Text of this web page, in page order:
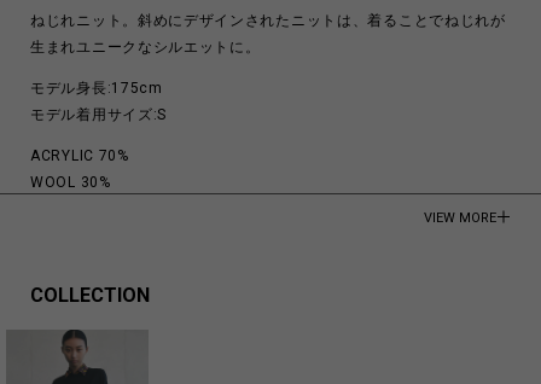
ねじれニット。斜めにデザインされたニットは、着ることでねじれが
生まれユニークなシルエットに。
モデル身長:175cm
モデル着用サイズ:S
ACRYLIC 70%
WOOL 30%
VIEW MORE
COLLECTION